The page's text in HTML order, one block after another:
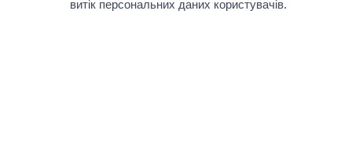
МЕРИ МІСТ
витік персональних даних користувачів.